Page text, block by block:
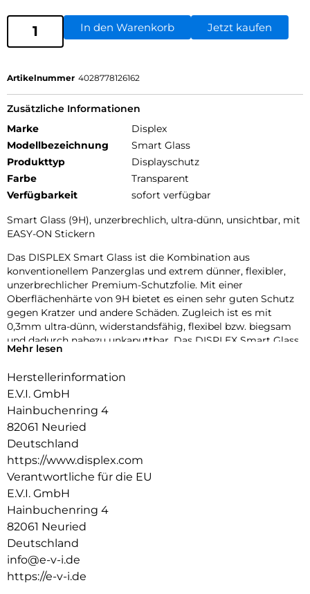
In den Warenkorb Jetzt kaufen
Artikelnummer 4028778126162
Zusätzliche Informationen
Marke
Displex
Modellbezeichnung
Smart Glass
Produkttyp
Displayschutz
Farbe
Transparent
Verfügbarkeit
sofort verfügbar
Smart Glass (9H), unzerbrechlich, ultra-dünn, unsichtbar, mit
EASY-ON Stickern
Das DISPLEX Smart Glass ist die Kombination aus
konventionellem Panzerglas und extrem dünner, flexibler,
unzerbrechlicher Premium-Schutzfolie. Mit einer
Oberflächenhärte von 9H bietet es einen sehr guten Schutz
gegen Kratzer und andere Schäden. Zugleich ist es mit
0,3mm ultra-dünn, widerstandsfähig, flexibel bzw. biegsam
und dadurch nahezu unkaputtbar. Das DISPLEX Smart Glass
wird mit modernster Lasertechnologie in unserer
des Smartphone Displays angepasst – Made in Germany. Die
uneingeschränkte Funktionalität, Farbbrillanz und
Hüllenkompatibilität sind selbstverständlich garantiert.
Hüllenfreundlich
Unser DISPLEX Smart Glass wird bis auf 5/100 mm genau auf
die Smartphone Konturen gefertigt und passt somit perfekt
auf Ihr Smartphone. Außerdem ist die Schutzfolie ultradünn.
Somit lassen sich alle handelsüblichen Schutzhüllen & Cases
Schutz aus DISPLEX Smart Glass und Ihrer Lieblingshülle
wird Ihr Smartphone rundum optimal geschützt.
Anti Fingerprint
Die oberste Schicht unserer 4-Layer Technology besteht aus
einem High-Tech Plasma Coating. Die hydro- und oleophobe
Mehr lesen
Herstellerinformation
E.V.I. GmbH
Hainbuchenring 4
82061 Neuried
Deutschland
https://www.displex.com
Verantwortliche für die EU
E.V.I. GmbH
Hainbuchenring 4
82061 Neuried
Deutschland
info@e-v-i.de
https://e-v-i.de